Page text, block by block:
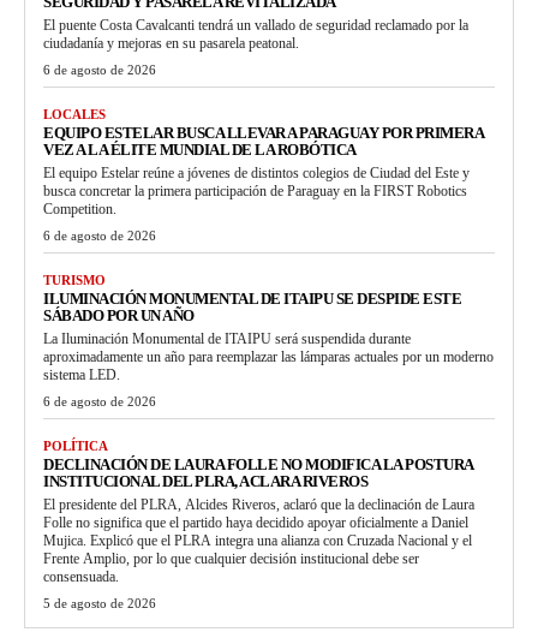
El puente Costa Cavalcanti tendrá un vallado de seguridad reclamado por la
ciudadanía y mejoras en su pasarela peatonal.
6 de agosto de 2026
LOCALES
EQUIPO ESTELAR BUSCA LLEVAR A PARAGUAY POR PRIMERA
VEZ A LA ÉLITE MUNDIAL DE LA ROBÓTICA
El equipo Estelar reúne a jóvenes de distintos colegios de Ciudad del Este y
busca concretar la primera participación de Paraguay en la FIRST Robotics
Competition.
6 de agosto de 2026
TURISMO
ILUMINACIÓN MONUMENTAL DE ITAIPU SE DESPIDE ESTE
SÁBADO POR UN AÑO
La Iluminación Monumental de ITAIPU será suspendida durante
aproximadamente un año para reemplazar las lámparas actuales por un moderno
sistema LED.
6 de agosto de 2026
POLÍTICA
DECLINACIÓN DE LAURA FOLLE NO MODIFICA LA POSTURA
INSTITUCIONAL DEL PLRA, ACLARA RIVEROS
El presidente del PLRA, Alcides Riveros, aclaró que la declinación de Laura
Folle no significa que el partido haya decidido apoyar oficialmente a Daniel
Mujica. Explicó que el PLRA integra una alianza con Cruzada Nacional y el
Frente Amplio, por lo que cualquier decisión institucional debe ser
consensuada.
5 de agosto de 2026